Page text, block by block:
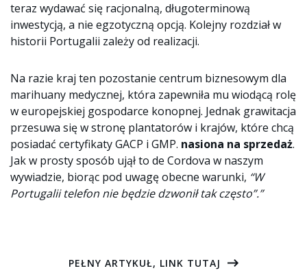
teraz wydawać się racjonalną, długoterminową
inwestycją, a nie egzotyczną opcją. Kolejny rozdział w
historii Portugalii zależy od realizacji.
Na razie kraj ten pozostanie centrum biznesowym dla
marihuany medycznej, która zapewniła mu wiodącą rolę
w europejskiej gospodarce konopnej. Jednak grawitacja
przesuwa się w stronę plantatorów i krajów, które chcą
posiadać certyfikaty GACP i GMP. nasiona na sprzedaż.
Jak w prosty sposób ujął to de Cordova w naszym
wywiadzie, biorąc pod uwagę obecne warunki, “W
Portugalii telefon nie będzie dzwonił tak często”.”
PEŁNY ARTYKUŁ, LINK TUTAJ